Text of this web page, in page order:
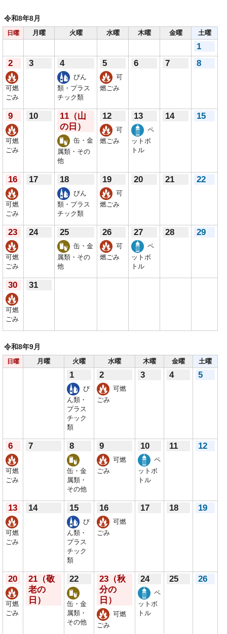
令和8年8月
日曜 月曜 火曜 水曜 木曜 金曜 土曜
1
2
可燃
ごみ
3 4
びん
類・プラス
チック類
5
可
燃ごみ
6 7 8
9
可燃
ごみ
10 11 （山
の日）
缶・金
属類・その
他
12
可
燃ごみ
13
ペ
ットボ
トル
14 15
16
可燃
ごみ
17 18
びん
類・プラス
チック類
19
可
燃ごみ
20 21 22
23
可燃
ごみ
24 25
缶・金
属類・その
他
26
可
燃ごみ
27
ペ
ットボ
トル
28 29
30
可燃
ごみ
31
令和8年9月
日曜 月曜 火曜 水曜 木曜 金曜 土曜
1
び
ん類・
プラス
チック
類
2
可燃
ごみ
3 4 5
6
可燃
ごみ
7 8
缶・金
属類・
その他
9
可燃
ごみ
10
ペ
ットボ
トル
11 12
13
可燃
ごみ
14 15
び
ん類・
プラス
チック
類
16
可燃
ごみ
17 18 19
20
可燃
ごみ
21 （敬
老の
日）
22
缶・金
属類・
その他
23 （秋
分の
日）
可燃
ごみ
24
ペ
ットボ
トル
25 26